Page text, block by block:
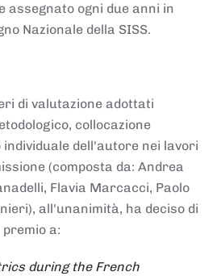
assegnato ogni due anni in
Nazionale della SISS.
di valutazione adottati
collocazione
dell'autore nei lavori
(composta da: Andrea
Flavia Marcacci, Paolo
all'unanimità, ha deciso di
a:
during the French